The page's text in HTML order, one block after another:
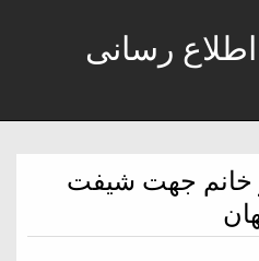
رسانی
خانم جهت شیفت